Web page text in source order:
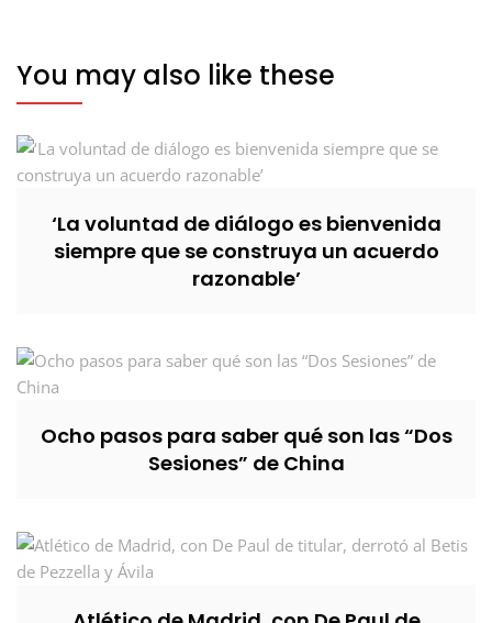
You may also like these
‘La voluntad de diálogo es bienvenida
siempre que se construya un acuerdo
razonable’
Ocho pasos para saber qué son las “Dos
Sesiones” de China